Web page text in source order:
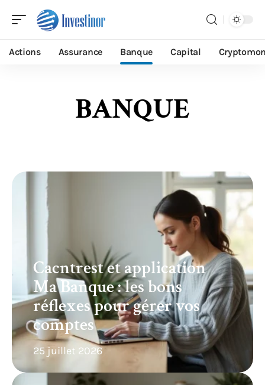
Actions Assurance Banque Capital
BANQUE
Cacntrest et application
Ma Banque : les bons
réflexes pour gérer vos
comptes
25 juillet 2026